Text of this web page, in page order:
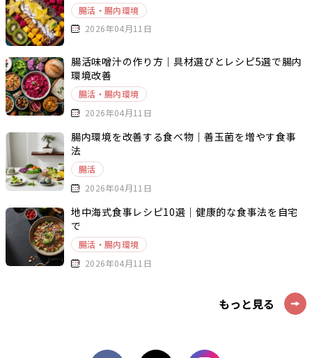
腸活・腸内環境
2026年04月11日
腸活味噌汁の作り方｜具材選びとレシピ5選で腸内
環境改善
腸活・腸内環境
2026年04月11日
腸内環境を改善する食べ物｜善玉菌を増やす食事
法
腸活
2026年04月11日
地中海式食事レシピ10選｜健康的な食事法を自宅
で
腸活・腸内環境
2026年04月11日
もっと見る